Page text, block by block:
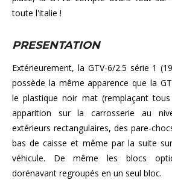
toute l'italie !
PRESENTATION
Extérieurement, la GTV-6/2.5 série 1
possède la même apparence que la
le plastique noir mat (remplaçant
apparition sur la carrosserie au
extérieurs rectangulaires, des pare-
bas de caisse et même par la suite
véhicule. De même les blocs
dorénavant regroupés en un seul bloc.